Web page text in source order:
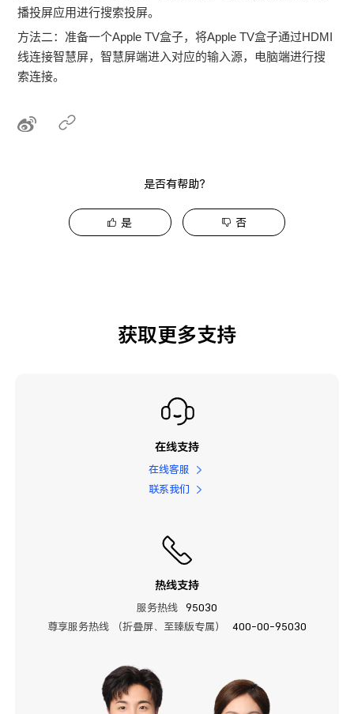
播投屏应用进行搜索投屏。
方法二：准备一个Apple TV盒子，将Apple TV盒子通过HDMI
线连接智慧屏，智慧屏端进入对应的输入源，电脑端进行搜
索连接。
是否有帮助？
是 否
获取更多支持
在线支持
在线客服
联系我们
热线支持
服务热线
95030
尊享服务热线 （折叠屏、至臻版专属）
400-00-95030